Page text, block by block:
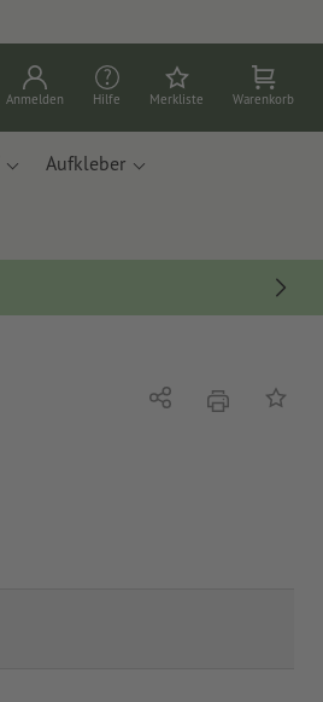
Anmelden Hilfe Merkliste Warenkorb
Aufkleber
Teilen DruckenAuf